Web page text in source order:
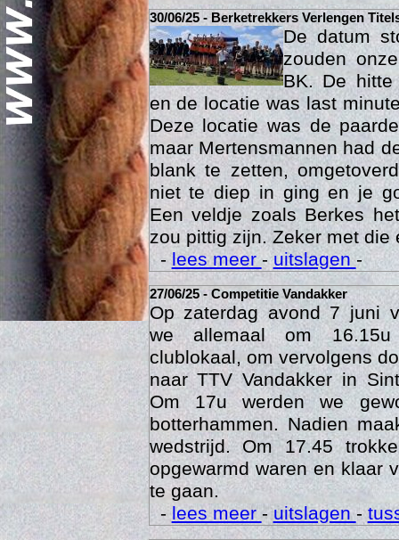
30/06/25 - Berketrekkers Verlengen
De datum
zouden
BK. De
en de locatie was last
Deze locatie was de
maar Mertensmannen had
blank te zetten,
niet te diep in ging en je
Een veldje zoals Berkes
zou pittig zijn. Zeker met die
-lees meer-uitslagen-
27/06/25 - Competitie Vandakker
Op zaterdag avond 7 juni
we allemaal om
clublokaal, om vervolgens
naar TTV Vandakker in
Om 17u werden we
botterhammen. Nadien
wedstrijd. Om 17.45
opgewarmd waren en klaar
te gaan.
-lees meer-uitslagen-